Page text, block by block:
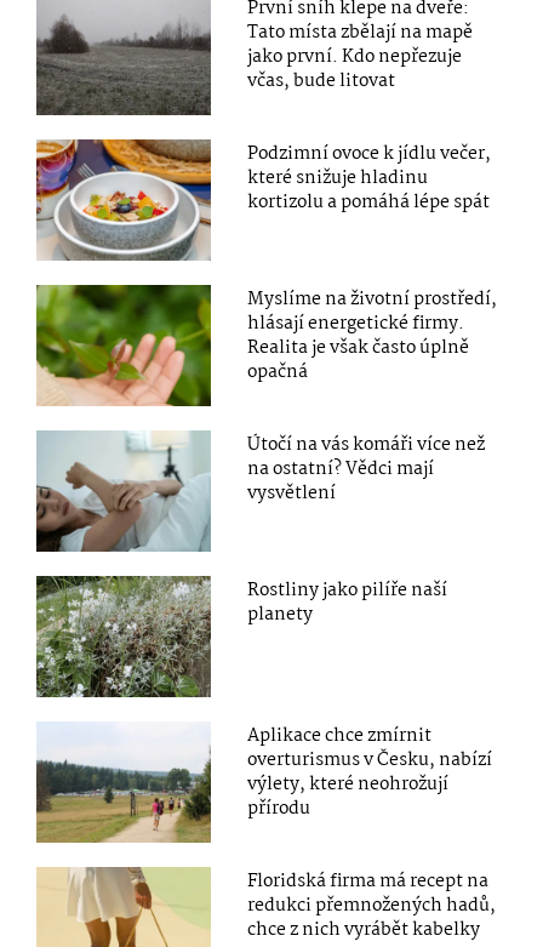
První sníh klepe na dveře:
Tato místa zbělají na mapě
jako první. Kdo nepřezuje
včas, bude litovat
Podzimní ovoce k jídlu večer,
které snižuje hladinu
kortizolu a pomáhá lépe spát
Myslíme na životní prostředí,
hlásají energetické firmy.
Realita je však často úplně
opačná
Útočí na vás komáři více než
na ostatní? Vědci mají
vysvětlení
Rostliny jako pilíře naší
planety
Aplikace chce zmírnit
overturismus v Česku, nabízí
výlety, které neohrožují
přírodu
Floridská firma má recept na
redukci přemnožených hadů,
chce z nich vyrábět kabelky